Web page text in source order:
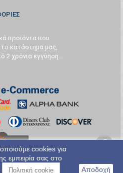
προϊόντα που
κατάστημα μας,
2 χρόνια εγγύηση...
cookies για
εμπειρία σας στο
Πολιτική cookie Αποδοχή